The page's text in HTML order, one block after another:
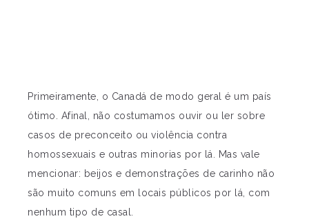
Primeiramente, o Canadá de modo geral é um país
ótimo. Afinal, não costumamos ouvir ou ler sobre
casos de preconceito ou violência contra
homossexuais e outras minorias por lá. Mas vale
mencionar: beijos e demonstrações de carinho não
são muito comuns em locais públicos por lá, com
nenhum tipo de casal.